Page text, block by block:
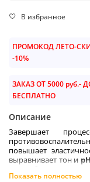
В избранное
ПРОМОКОД ЛЕТО-
-10%
ЗАКАЗ ОТ 5000 руб.-
БЕСПЛАТНО
Описание
Завершает
повышает
выравнивает тон и pH
Показать полностью